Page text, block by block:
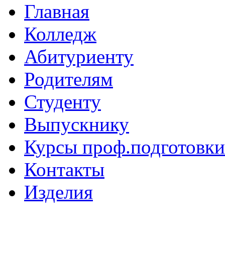
Главная
Колледж
Абитуриенту
Родителям
Студенту
Выпускнику
Курсы проф.подготовки
Контакты
Изделия